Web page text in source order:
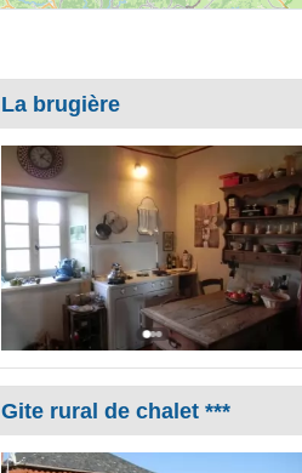
La brugière
Gite rural de chalet ***